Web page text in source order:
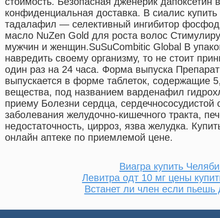
конфиденциальная доставка. В сиалис купить
тадалафил — селективный ингибитор
масло NuZen Gold для роста волос
мужчин и женщин.SuSuCombitic Global В
навредить своему организму, то не стоит
один раз на 24 часа. Форма выпуска
выпускается в форме таблеток, содержащие
вещества, под названием варденафил
приему Болезни сердца, сердечнососудистой
заболевания желудочно-кишечного тракта,
недостаточность, цирроз, язва желудка.
онлайн аптеке по приемлемой цене.
Виагра купить
Левитра одт 10 мг цены
Встанет ли член если пьешь